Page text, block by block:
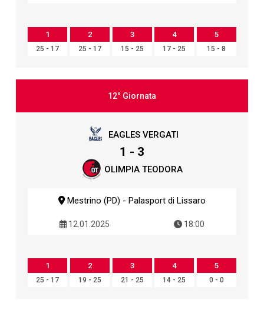
1
25 - 17
2
25 - 17
3
15 - 25
4
17 - 25
5
15 - 8
12° Giornata
EAGLES VERGATI
1 - 3
OLIMPIA TEODORA
Mestrino (PD) - Palasport di Lissaro
12.01.2025 18:00
1
25 - 17
2
19 - 25
3
21 - 25
4
14 - 25
5
0 - 0